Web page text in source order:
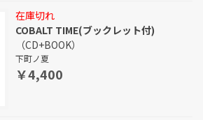
在庫切れ
COBALT TIME(ブックレット付)
（CD+BOOK）
下町ノ夏
￥4,400